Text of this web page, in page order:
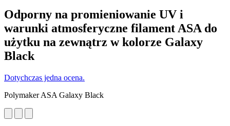
Odporny na promieniowanie UV i
warunki atmosferyczne filament ASA do
użytku na zewnątrz w kolorze Galaxy
Black
Dotychczas jedna ocena.
Polymaker ASA Galaxy Black